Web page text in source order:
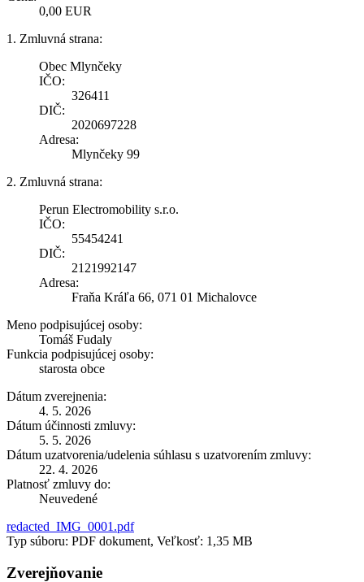
0,00 EUR
1. Zmluvná strana:
Obec Mlynčeky
IČO:
326411
DIČ:
2020697228
Adresa:
Mlynčeky 99
2. Zmluvná strana:
Perun Electromobility s.r.o.
IČO:
55454241
DIČ:
2121992147
Adresa:
Fraňa Kráľa 66, 071 01 Michalovce
Meno podpisujúcej osoby:
Tomáš Fudaly
Funkcia podpisujúcej osoby:
starosta obce
Dátum zverejnenia:
4. 5. 2026
Dátum účinnosti zmluvy:
5. 5. 2026
Dátum uzatvorenia/udelenia súhlasu s uzatvorením zmluvy:
22. 4. 2026
Platnosť zmluvy do:
Neuvedené
redacted_IMG_0001.pdf
Typ súboru: PDF dokument, Veľkosť: 1,35 MB
Zverejňovanie